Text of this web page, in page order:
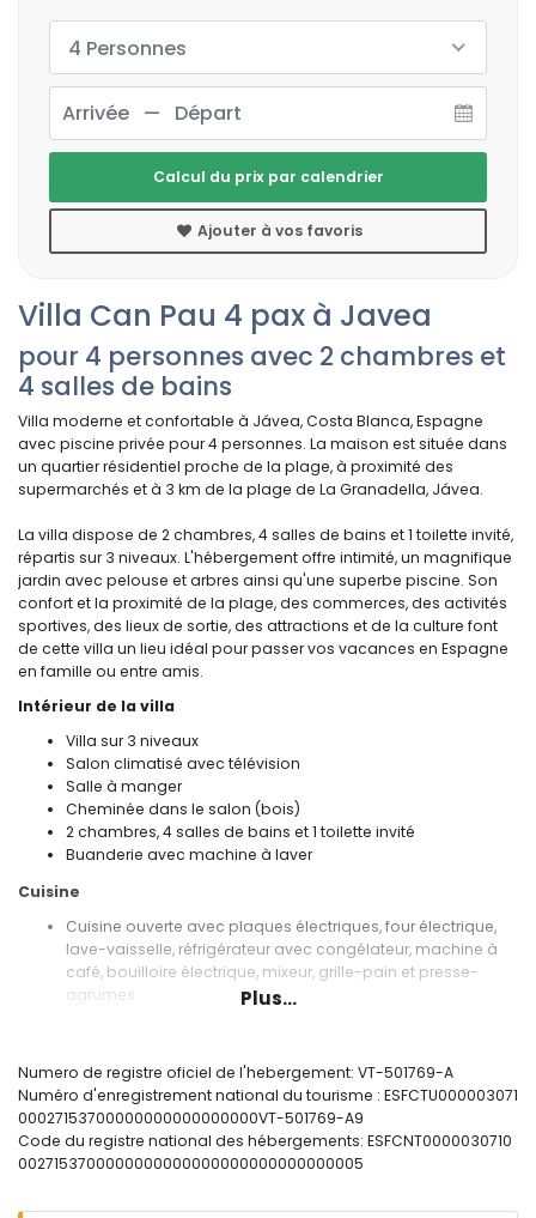
Villa Can Pau 4 pax à Javea
pour 4 personnes avec 2 chambres et
4 salles de bains
Villa moderne et confortable à Jávea, Costa Blanca, Espagne
avec piscine privée pour 4 personnes. La maison est située dans
un quartier résidentiel proche de la plage, à proximité des
supermarchés et à 3 km de la plage de La Granadella, Jávea.
La villa dispose de 2 chambres, 4 salles de bains et 1 toilette invité,
répartis sur 3 niveaux. L'hébergement offre intimité, un magnifique
jardin avec pelouse et arbres ainsi qu'une superbe piscine. Son
confort et la proximité de la plage, des commerces, des activités
sportives, des lieux de sortie, des attractions et de la culture font
de cette villa un lieu idéal pour passer vos vacances en Espagne
en famille ou entre amis.
Intérieur de la villa
Villa sur 3 niveaux
Salon climatisé avec télévision
Salle à manger
Cheminée dans le salon (bois)
2 chambres, 4 salles de bains et 1 toilette invité
Buanderie avec machine à laver
Cuisine
Cuisine ouverte avec plaques électriques, four électrique,
lave-vaisselle, réfrigérateur avec congélateur, machine à
café, bouilloire électrique, mixeur, grille-pain et presse-
agrumes
2 chambres climatisées, chacune avec lit queen-size
(dimension 200 x 160 cm) et salle de bains en suite
3 salles de bains en suite, chacune avec lavabo simple,
douche et toilette
Salle de bains avec lavabo simple, douche et toilette
Plus...
Numero de registre oficiel de l'hebergement: VT-501769-A
Numéro d'enregistrement national du tourisme : ESFCTU000003071
00027153700000000000000000VT-501769-A9
Code du registre national des hébergements: ESFCNT0000030710
0027153700000000000000000000000000005
4 Personnes
Calcul du prix par calendrier
Ajouter à vos favoris